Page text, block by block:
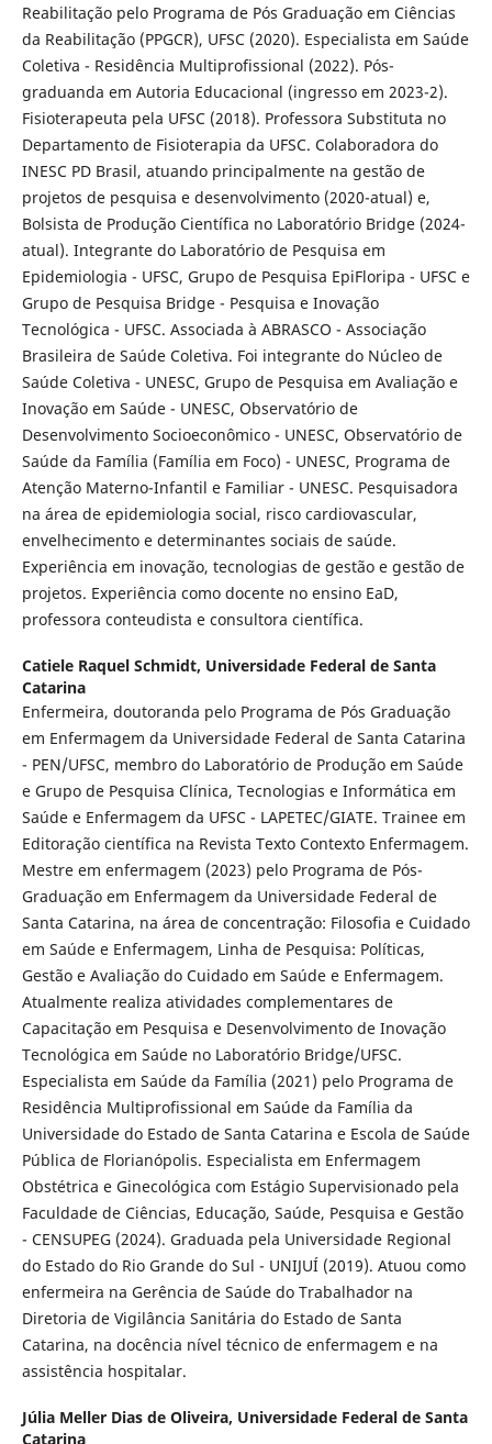
Reabilitação pelo Programa de Pós Graduação em Ciências
da Reabilitação (PPGCR), UFSC (2020). Especialista em Saúde
Coletiva - Residência Multiprofissional (2022). Pós-
graduanda em Autoria Educacional (ingresso em 2023-2).
Fisioterapeuta pela UFSC (2018). Professora Substituta no
Departamento de Fisioterapia da UFSC. Colaboradora do
INESC PD Brasil, atuando principalmente na gestão de
projetos de pesquisa e desenvolvimento (2020-atual) e,
Bolsista de Produção Científica no Laboratório Bridge (2024-
atual). Integrante do Laboratório de Pesquisa em
Epidemiologia - UFSC, Grupo de Pesquisa EpiFloripa - UFSC e
Grupo de Pesquisa Bridge - Pesquisa e Inovação
Tecnológica - UFSC. Associada à ABRASCO - Associação
Brasileira de Saúde Coletiva. Foi integrante do Núcleo de
Saúde Coletiva - UNESC, Grupo de Pesquisa em Avaliação e
Inovação em Saúde - UNESC, Observatório de
Desenvolvimento Socioeconômico - UNESC, Observatório de
Saúde da Família (Família em Foco) - UNESC, Programa de
Atenção Materno-Infantil e Familiar - UNESC. Pesquisadora
na área de epidemiologia social, risco cardiovascular,
envelhecimento e determinantes sociais de saúde.
Experiência em inovação, tecnologias de gestão e gestão de
projetos. Experiência como docente no ensino EaD,
professora conteudista e consultora científica.
Catiele Raquel Schmidt, Universidade Federal de Santa
Catarina
Enfermeira, doutoranda pelo Programa de Pós Graduação
em Enfermagem da Universidade Federal de Santa Catarina
- PEN/UFSC, membro do Laboratório de Produção em Saúde
e Grupo de Pesquisa Clínica, Tecnologias e Informática em
Saúde e Enfermagem da UFSC - LAPETEC/GIATE. Trainee em
Editoração científica na Revista Texto Contexto Enfermagem.
Mestre em enfermagem (2023) pelo Programa de Pós-
Graduação em Enfermagem da Universidade Federal de
Santa Catarina, na área de concentração: Filosofia e Cuidado
em Saúde e Enfermagem, Linha de Pesquisa: Políticas,
Gestão e Avaliação do Cuidado em Saúde e Enfermagem.
Atualmente realiza atividades complementares de
Capacitação em Pesquisa e Desenvolvimento de Inovação
Tecnológica em Saúde no Laboratório Bridge/UFSC.
Especialista em Saúde da Família (2021) pelo Programa de
Residência Multiprofissional em Saúde da Família da
Universidade do Estado de Santa Catarina e Escola de Saúde
Pública de Florianópolis. Especialista em Enfermagem
Obstétrica e Ginecológica com Estágio Supervisionado pela
Faculdade de Ciências, Educação, Saúde, Pesquisa e Gestão
- CENSUPEG (2024). Graduada pela Universidade Regional
do Estado do Rio Grande do Sul - UNIJUÍ (2019). Atuou como
enfermeira na Gerência de Saúde do Trabalhador na
Diretoria de Vigilância Sanitária do Estado de Santa
Catarina, na docência nível técnico de enfermagem e na
assistência hospitalar.
Júlia Meller Dias de Oliveira, Universidade Federal de Santa
Catarina